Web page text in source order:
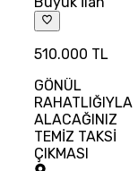
510.000 TL
GÖNÜL
RAHATLIĞIYLA
ALACAĞINIZ
TEMİZ TAKSİ
ÇIKMASI